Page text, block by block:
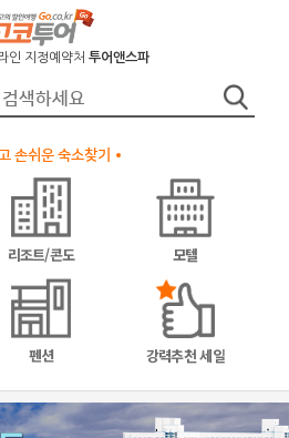
인 지정예약처 투어앤스파
손쉬운 숙소찾기
리조트/콘도 모텔
펜션 강력추천 세일